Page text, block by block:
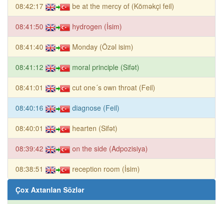
08:42:17 be at the mercy of (Köməkçi feil)
08:41:50 hydrogen (İsim)
08:41:40 Monday (Özəl isim)
08:41:12 moral principle (Sifət)
08:41:01 cut one´s own throat (Feil)
08:40:16 diagnose (Feil)
08:40:01 hearten (Sifət)
08:39:42 on the side (Adpozisiya)
08:38:51 reception room (İsim)
Çox Axtarılan Sözlər